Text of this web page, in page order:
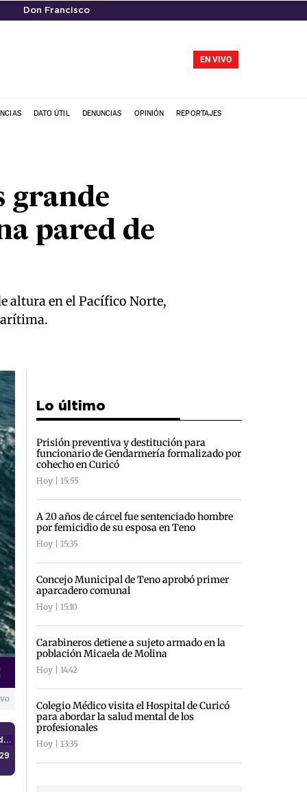
Don Francisco
EN VIVO
DATO ÚTIL DENUNCIAS OPINIÓN REPORTAJES
grande
pared de
altura en el Pacífico Norte,
Escuchar noticia · Satélite de la NASA capta la ola más grande jamás registrada en mar abierto: una pared de agua de casi 20 metros
Lo último
Prisión preventiva y destitución para
funcionario de Gendarmería formalizado por
cohecho en Curicó
Hoy | 15:55
A 20 años de cárcel fue sentenciado hombre
por femicidio de su esposa en Teno
Hoy | 15:35
Concejo Municipal de Teno aprobó primer
aparcadero comunal
Hoy | 15:10
Carabineros detiene a sujeto armado en la
población Micaela de Molina
Hoy | 14:42
Colegio Médico visita el Hospital de Curicó
para abordar la salud mental de los
profesionales
Hoy | 13:35